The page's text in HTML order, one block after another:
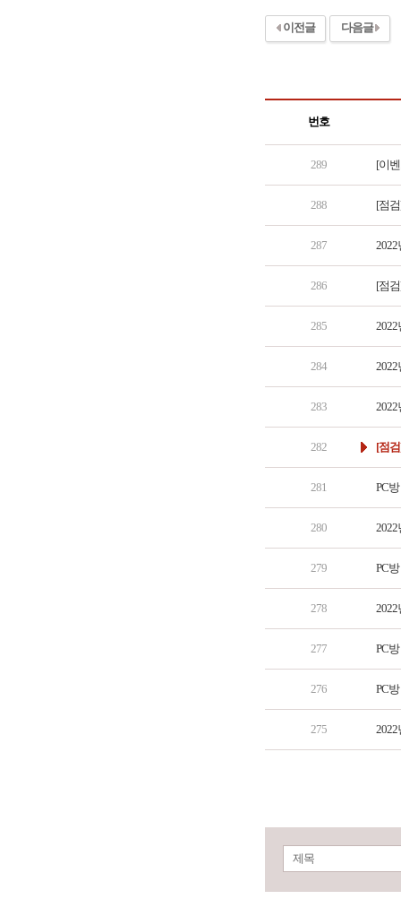
이전글 다음글
번호
289 [이
288 [점
287 2022
286 [점
285 2022
284 2022
283 2022
282 [점
281 PC
280 2022
279 PC
278 2022
277 PC
276 PC
275 2022
제목